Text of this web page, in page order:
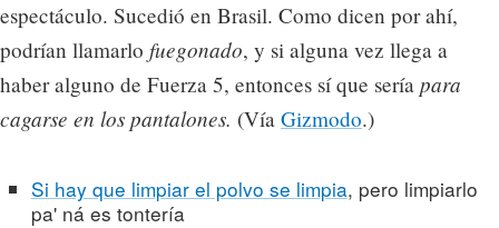
espectáculo. Sucedió en Brasil. Como dicen por ahí,
podrían llamarlo fuegonado, y si alguna vez llega a
haber alguno de Fuerza 5, entonces sí que sería para
cagarse en los pantalones. (Vía Gizmodo.)
Si hay que limpiar el polvo se limpia, pero limpiarlo
pa' ná es tontería